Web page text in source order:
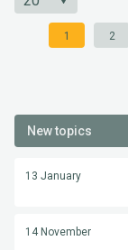
1 2
New topics
13 January
14 November